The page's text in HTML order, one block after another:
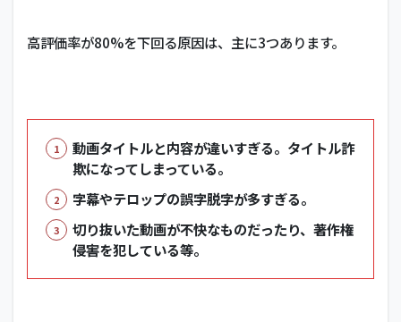
高評価率が80%を下回る原因は、主に3つあります。
動画タイトルと内容が違いすぎる。タイトル詐
欺になってしまっている。
字幕やテロップの誤字脱字が多すぎる。
切り抜いた動画が不快なものだったり、著作権
侵害を犯している等。